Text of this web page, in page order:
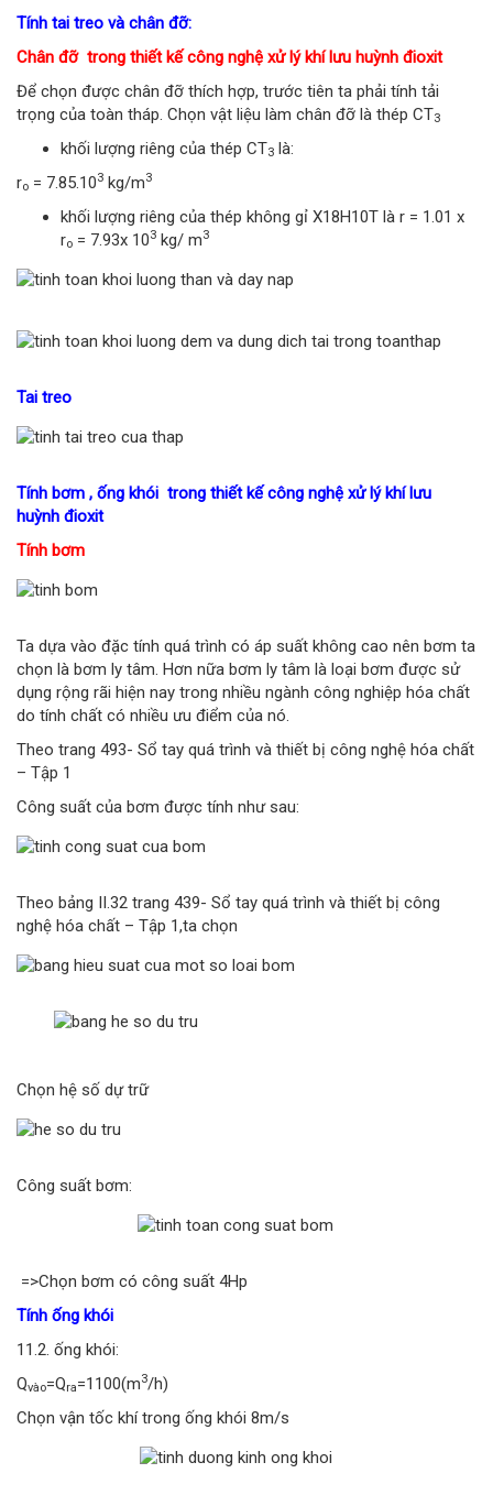
Tính tai treo và chân đỡ:
Chân đỡ trong thiết kế công nghệ xử lý khí lưu huỳnh đioxit
Để chọn được chân đỡ thích hợp, trước tiên ta phải tính tải
trọng của toàn tháp. Chọn vật liệu làm chân đỡ là thép CT3
khối lượng riêng của thép CT3 là:
ro = 7.85.103 kg/m3
khối lượng riêng của thép không gỉ X18H10T là r = 1.01 x
ro = 7.93x 103 kg/ m3
Tai treo
Tính bơm , ống khói trong thiết kế công nghệ xử lý khí lưu
huỳnh đioxit
Tính bơm
Ta dựa vào đặc tính quá trình có áp suất không cao nên bơm ta
chọn là bơm ly tâm. Hơn nữa bơm ly tâm là loại bơm được sử
dụng rộng rãi hiện nay trong nhiều ngành công nghiệp hóa chất
do tính chất có nhiều ưu điểm của nó.
Theo trang 493- Sổ tay quá trình và thiết bị công nghệ hóa chất
– Tập 1
Công suất của bơm được tính như sau:
Theo bảng II.32 trang 439- Sổ tay quá trình và thiết bị công
nghệ hóa chất – Tập 1,ta chọn
Chọn hệ số dự trữ
Công suất bơm:
=>Chọn bơm có công suất 4Hp
Tính ống khói
11.2. ống khói:
Qvào=Qra=1100(m3/h)
Chọn vận tốc khí trong ống khói 8m/s